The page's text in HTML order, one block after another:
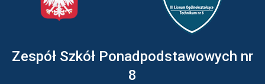
Zespół Szkół Ponadpodstawowych nr
8